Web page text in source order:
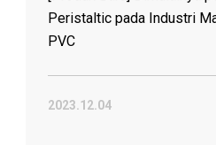
Peristaltic pada Industri
PVC
2023.12.04